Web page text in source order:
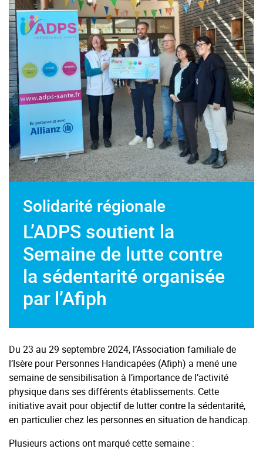
Solidarité régionale
L’ADPS soutient la
Semaine de lutte contre
la sédentarité organisée
par l’Afiph
Du 23 au 29 septembre 2024, l’Association familiale de
l’Isère pour Personnes Handicapées (Afiph) a mené une
semaine de sensibilisation à l’importance de l’activité
physique dans ses différents établissements. Cette
initiative avait pour objectif de lutter contre la sédentarité,
en particulier chez les personnes en situation de handicap.
Plusieurs actions ont marqué cette semaine :